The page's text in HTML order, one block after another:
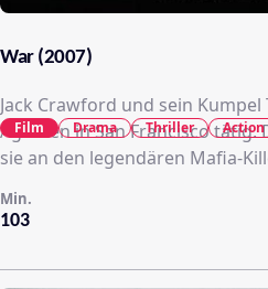
War (2007)
Jack Crawford und sein Kumpel
Agenten in San Francisco tätig.
sie an den legendären Mafia-
103
Min.
Film Drama Thriller Action